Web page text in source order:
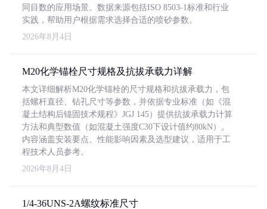
同目数的应用场景。数据来源包括ISO 8503-1标准和行业
实践，帮助用户根据需求选择合适的喷砂参数。
2026年8月4日
M20化学锚栓尺寸规格及抗拔承载力详解
本文详细解析M20化学锚栓的尺寸规格和抗拔承载力，包
括螺杆直径、钻孔尺寸等参数，并依据专业标准（如《混
凝土结构后锚固技术规程》JGJ 145）提供抗拔承载力计算
方法和典型数值（如混凝土强度C30下设计值约80kN）。
内容涵盖安装要点、性能影响因素及选型建议，适用于工
程技术人员参考。
2026年8月4日
1/4-36UNS-2A螺纹标准尺寸